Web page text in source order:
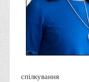
Відеозаписи
Вступникам з ТОТ
Як обрати
Ми в Telegram
Життя інституту
спілкування